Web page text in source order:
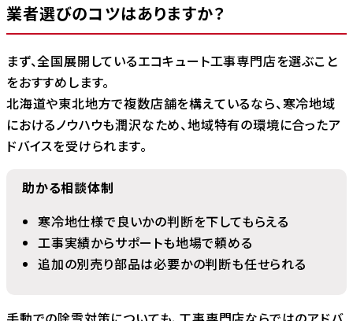
業者選びのコツはありますか？
まず、全国展開しているエコキュート工事専門店を選ぶこと
をおすすめします。
北海道や東北地方で複数店舗を構えているなら、寒冷地域
におけるノウハウも潤沢なため、地域特有の環境に合ったア
ドバイスを受けられます。
助かる相談体制
寒冷地仕様で良いかの判断を下してもらえる
工事実績からサポートも地場で頼める
追加の別売り部品は必要かの判断も任せられる